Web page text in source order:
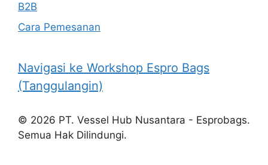
B2B
Cara Pemesanan
Navigasi ke Workshop Espro Bags
(Tanggulangin)
© 2026 PT. Vessel Hub Nusantara - Esprobags.
Semua Hak Dilindungi.